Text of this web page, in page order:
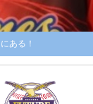
ある！